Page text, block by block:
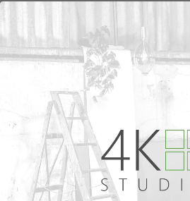
Archiv
Kategorien
Keine Kategorien
Meta
Anmelden
Eintrags-Feed
Kommentar-Feed